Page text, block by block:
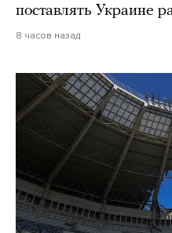
поставлять Украине
8 часов назад